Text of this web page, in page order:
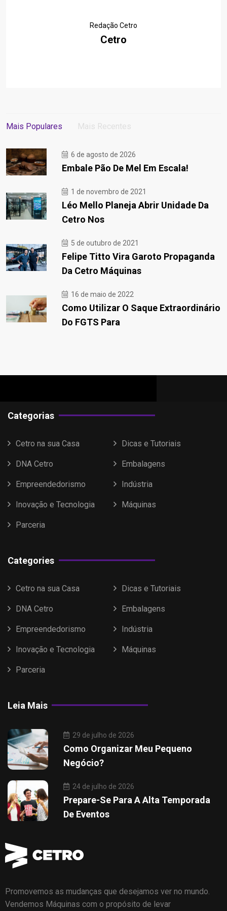
Redação Cetro
Cetro
Mais Populares Mais Recentes
6 de agosto de 2026
Embale Pão De Mel Em Escala!
1 de novembro de 2021
Léo Mello Planeja Abrir Unidade Da
Cetro Nos
5 de outubro de 2021
Felipe Titto Vira Garoto Propaganda
Da Cetro Máquinas
16 de maio de 2022
Como Utilizar O Saque Extraordinário
Do FGTS Para
Categorias
Cetro na sua Casa Dicas e Tutoriais
DNA Cetro Embalagens
Empreendedorismo Indústria
Inovação e Tecnologia Máquinas
Parceria
Categories
Cetro na sua Casa Dicas e Tutoriais
DNA Cetro Embalagens
Empreendedorismo Indústria
Inovação e Tecnologia Máquinas
Parceria
Leia Mais
29 de julho de 2026
Como Organizar Meu Pequeno
Negócio?
24 de julho de 2026
Prepare-Se Para A Alta Temporada
De Eventos
Promovemos as mudanças que desejamos ver no mundo.
Vendemos Máquinas com o propósito de levar